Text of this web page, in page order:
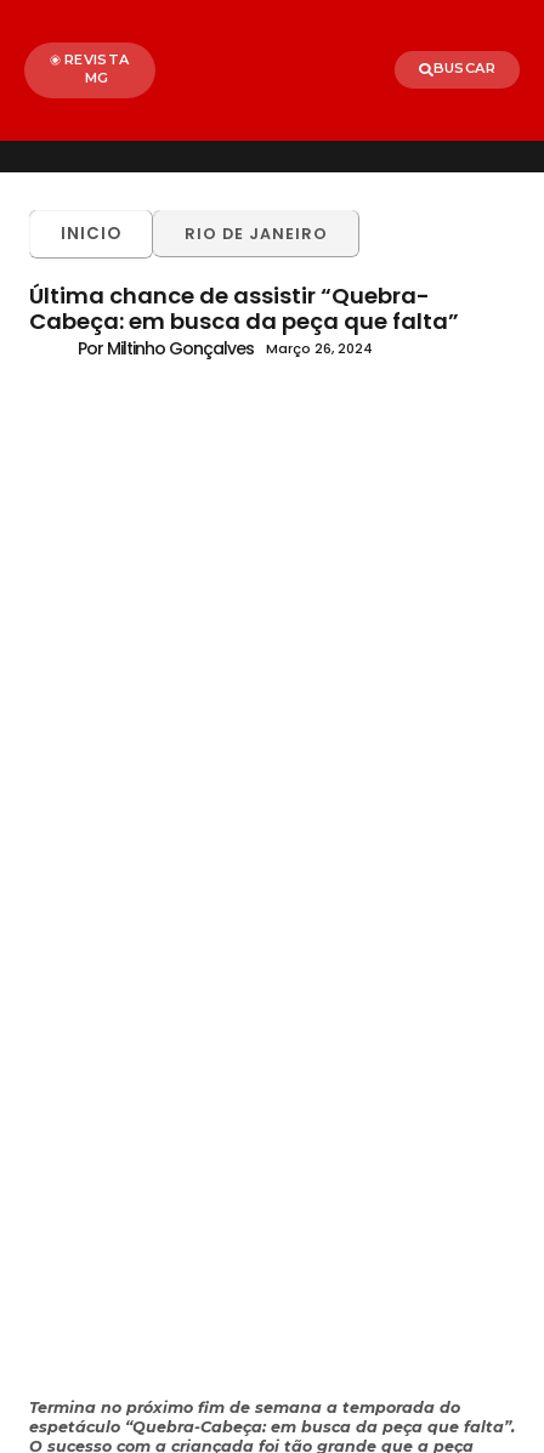
REVISTA
MG
BUSCAR
INICIO RIO DE JANEIRO
Última chance de assistir “Quebra-
Cabeça: em busca da peça que falta”
Por Miltinho Gonçalves Março 26, 2024
Termina no próximo fim de semana a temporada do
espetáculo “Quebra-Cabeça: em busca da peça que falta”.
O sucesso com a criançada foi tão grande que a peça